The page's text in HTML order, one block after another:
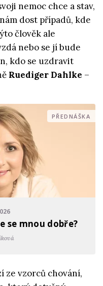
nemoc chce a stav,
dost případů, kde
člověk ale
nebo se jí bude
kdo se uzdravit
Ruediger Dahlke –
PŘEDNÁŠKA
se mnou dobře?
ze vzorců chování,